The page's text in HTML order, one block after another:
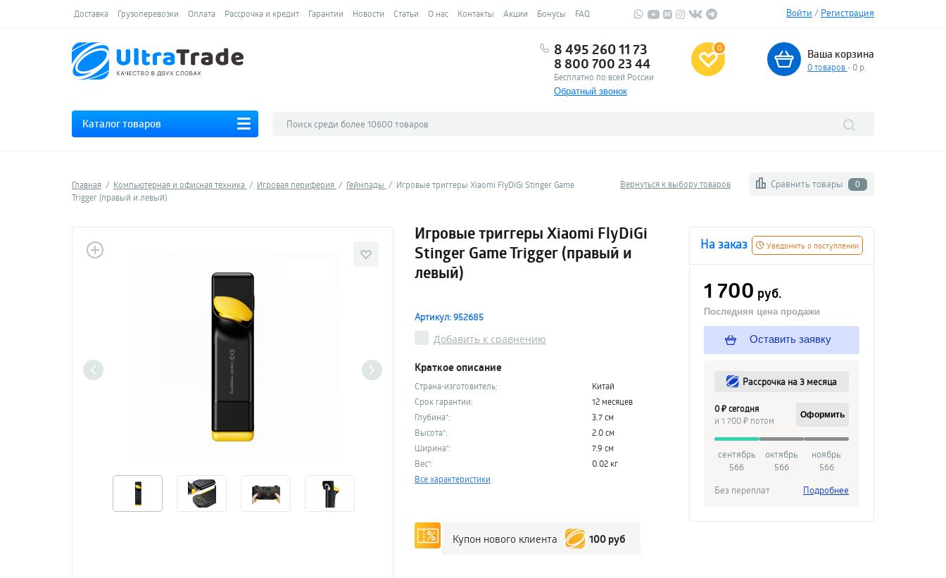
Доставка Грузоперевозки Оплата Рассрочка и кредит Гарантии Новости Статьи О нас Контакты Акции Бонусы FAQ Войти / Регистрация
8 495 260 11 73
8 800 700 23 44
Бесплатно по всей России
Обратный звонок
0 Ваша корзина
0товаров - 0 р.
Каталог товаров
Вернуться к выбору товаров Сравнить товары 0
Главная Компьютерная и офисная техника Игровая периферия Геймпады
Игровые триггеры Xiaomi FlyDiGi Stinger Game
Trigger (правый и левый)
Игровые триггеры Xiaomi FlyDiGi
Stinger Game Trigger (правый и
левый)
Артикул: 952685
Добавить к сравнению
Краткое описание
Страна-изготовитель:
Китай
Срок гарантии:
12 месяцев
Глубина*:
3.7 см
Высота*:
2.0 см
Ширина*:
7.9 см
Вес*:
0.02 кг
Все характеристики
Купон нового клиента 100 руб
Уведомить о поступлении
На заказ
1 700 руб.
Последняя цена продажи
Оставить заявку
Рассрочка на 3 месяца
0 ₽ сегодня
и 1 700 ₽ потом
Оформить
сентябрь
566
октябрь
566
ноябрь
566
Без переплат
Подробнее